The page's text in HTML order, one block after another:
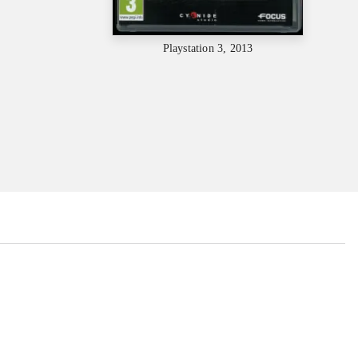
Playstation 3, 2013